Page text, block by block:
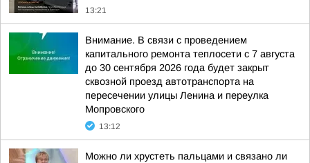
13:21
Внимание. В связи с проведением
капитального ремонта теплосети с 7 августа
до 30 сентября 2026 года будет закрыт
сквозной проезд автотранспорта на
пересечении улицы Ленина и переулка
Мопровского
13:12
Можно ли хрустеть пальцами и связано ли